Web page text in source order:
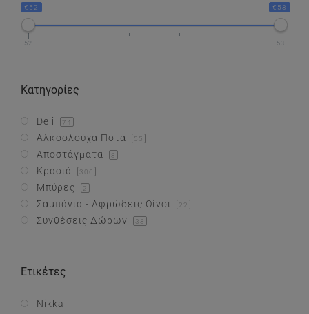
Συνθέσεις Δώρων
€52 €53
52 53
Κατηγορίες
Deli 74
Αλκοολούχα Ποτά 55
Αποστάγματα 8
Κρασιά 306
Μπύρες 2
Σαμπάνια - Αφρώδεις Οίνοι 22
Συνθέσεις Δώρων 33
Ετικέτες
Nikka